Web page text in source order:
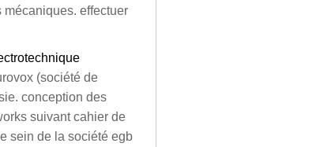
effectuer
(société de
conception des
suivant cahier de
sein de la société egb